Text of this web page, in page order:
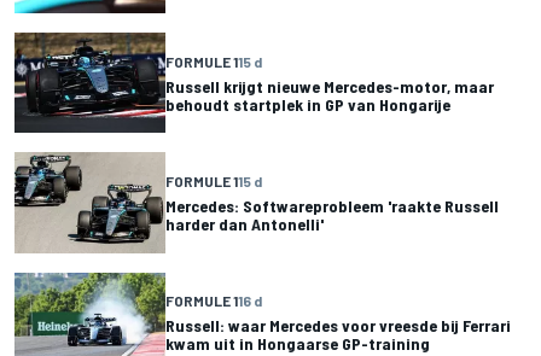
FORMULE 115 d
Russell krijgt nieuwe Mercedes-motor, maar
behoudt startplek in GP van Hongarije
FORMULE 115 d
Mercedes: Softwareprobleem 'raakte Russell
harder dan Antonelli'
FORMULE 116 d
Russell: waar Mercedes voor vreesde bij Ferrari
kwam uit in Hongaarse GP-training